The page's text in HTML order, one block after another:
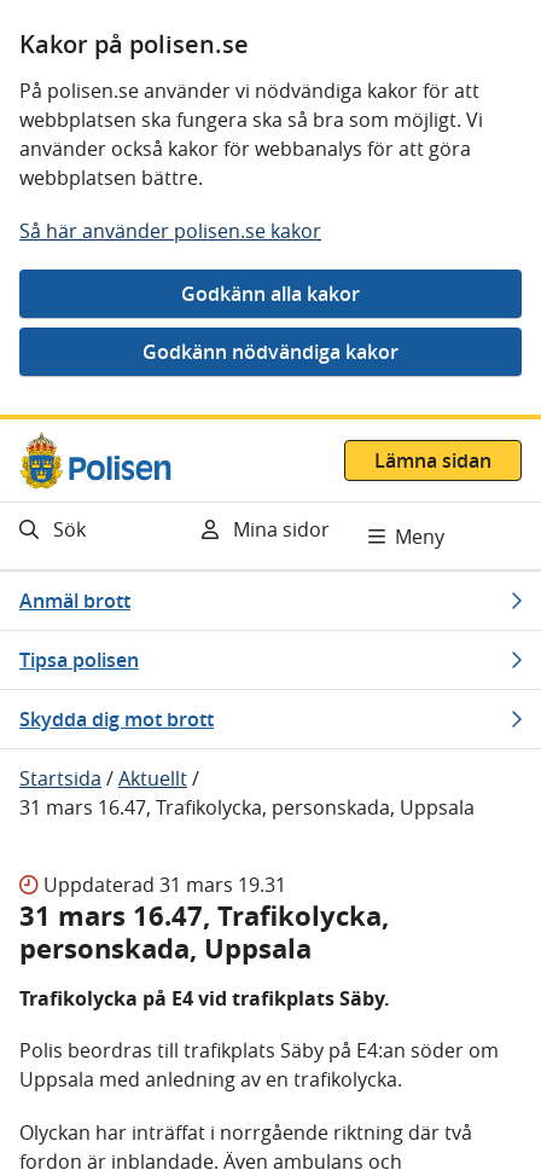
Kakor på polisen.se
På polisen.se använder vi nödvändiga kakor för att
webbplatsen ska fungera ska så bra som möjligt. Vi
använder också kakor för webbanalys för att göra
webbplatsen bättre.
Så här använder polisen.se kakor
Gå direkt till innehåll
Lämna sidan
Sök Mina sidor Meny
Anmäl brott
Tipsa polisen
Skydda dig mot brott
Startsida /Aktuellt/
31 mars 16.47, Trafikolycka, personskada, Uppsala
Uppdaterad 31 mars 19.31
31 mars 16.47, Trafikolycka,
personskada, Uppsala
Trafikolycka på E4 vid trafikplats Säby.
Polis beordras till trafikplats Säby på E4:an söder om
Uppsala med anledning av en trafikolycka.
Olyckan har inträffat i norrgående riktning där två
fordon är inblandade. Även ambulans och